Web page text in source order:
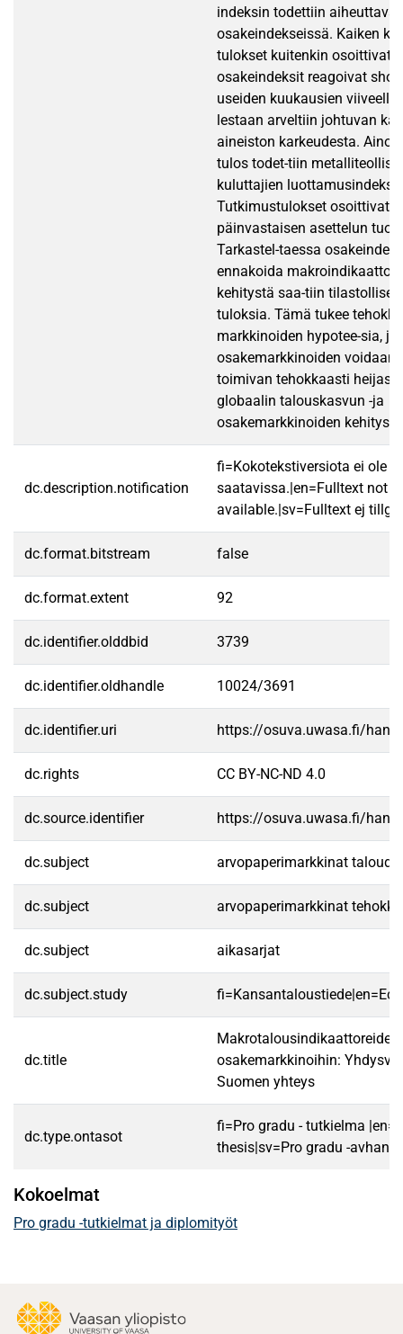
indeksin todettiin
osakeindekseissä. Kaiken
tulokset kuitenkin osoittivat,
osakeindeksit reagoivat
useiden kuukausien
lestaan arveltiin johtuvan
aineiston karkeudesta.
tulos todet-tiin
kuluttajien
Tutkimustulokset osoittivat
päinvastaisen asettelun
Tarkastel-taessa
ennakoida
kehitystä saa-tiin
tuloksia. Tämä tukee
markkinoiden hypotee-sia,
osakemarkkinoiden voidaan
toimivan tehokkaasti
globaalin talouskasvun -ja
osakemarkkinoiden
dc.description.notification
fi=Kokotekstiversiota ei ole
saatavissa.|en=Fulltext not
available.|sv=Fulltext ej
dc.format.bitstream false
dc.format.extent 92
dc.identifier.olddbid 3739
dc.identifier.oldhandle 10024/3691
dc.identifier.uri https://osuva.uwasa.fi/
dc.rights CC BY-NC-ND 4.0
dc.source.identifier https://osuva.uwasa.fi/
dc.subject arvopaperimarkkinat
dc.subject arvopaperimarkkinat
dc.subject aikasarjat
dc.subject.study
dc.title
osakemarkkinoihin:
Suomen yhteys
dc.type.ontasot
fi=Pro gradu - tutkielma
thesis|sv=Pro gradu -
Kokoelmat
Pro gradu -tutkielmat ja diplomityöt